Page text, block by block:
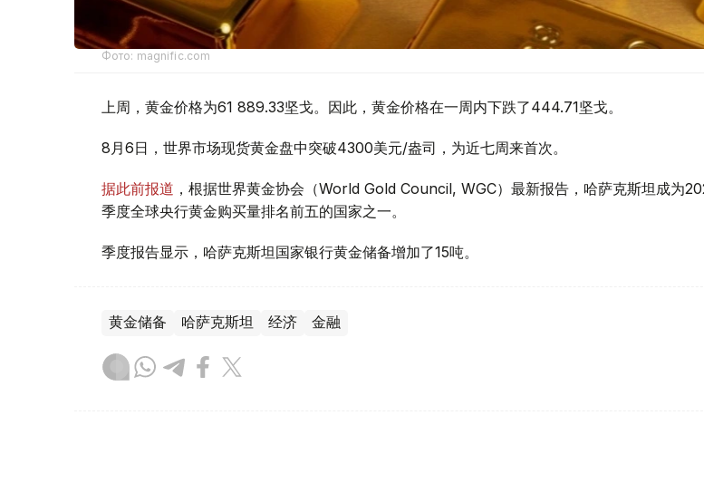
Фото: magnific.com
上周，黄金价格为61 889.33坚戈。因此，黄金价格在一周内下跌了444.71坚戈。
8月6日，世界市场现货黄金盘中突破4300美元/盎司，为近七周来首次。
据此前报道 ，根据世界黄金协会（World Gold Council, WGC）最新报告，哈萨克斯坦成为
季度全球央行黄金购买量排名前五的国家之一。
季度报告显示，哈萨克斯坦国家银行黄金储备增加了15吨。
黄金储备 哈萨克斯坦 经济 金融